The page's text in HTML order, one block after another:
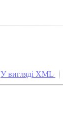
У вигляді XML